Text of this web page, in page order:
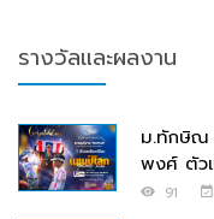
รางวัลและผลงาน
ม.ทักษิณ
พงศ์ ตัว
91